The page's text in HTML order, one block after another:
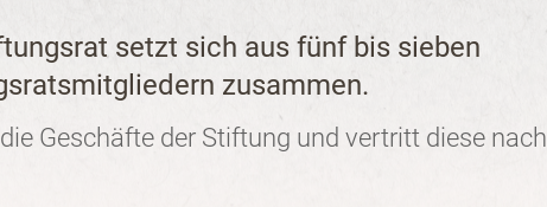
setzt sich aus fünf bis sieben
zusammen.
Geschäfte der Stiftung und vertritt diese nach